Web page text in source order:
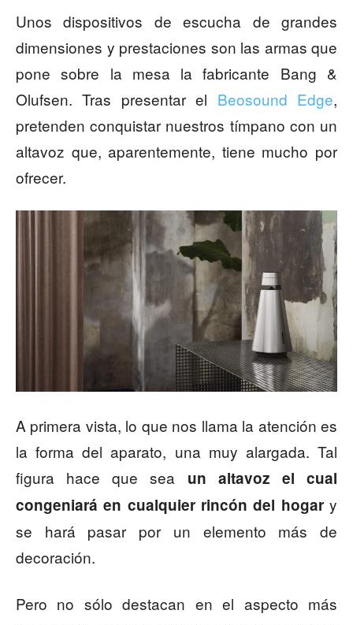
Unos dispositivos de escucha de grandes
dimensiones y prestaciones son las armas que
pone sobre la mesa la fabricante Bang &
Olufsen. Tras presentar el Beosound Edge,
pretenden conquistar nuestros tímpano con un
altavoz que, aparentemente, tiene mucho por
ofrecer.
A primera vista, lo que nos llama la atención es
la forma del aparato, una muy alargada. Tal
figura hace que sea un altavoz el cual
congeniará en cualquier rincón del hogary
se hará pasar por un elemento más de
decoración.
Pero no sólo destacan en el aspecto más